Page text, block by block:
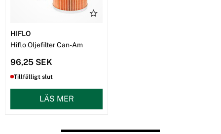
HIFLO
Hiflo Oljefilter Can-Am
96,25 SEK
Tillfälligt slut
LÄS MER